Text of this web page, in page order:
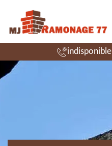
indisponible